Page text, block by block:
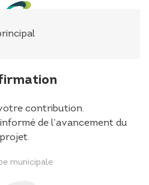
contribution.
de l’avancement du
projet.
municipale